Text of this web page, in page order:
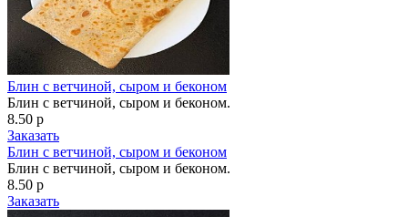
Блин с ветчиной, сыром и беконом
Блин с ветчиной, сыром и беконом.
8.50 р
Заказать
Блин с ветчиной, сыром и беконом
Блин с ветчиной, сыром и беконом.
8.50 р
Заказать